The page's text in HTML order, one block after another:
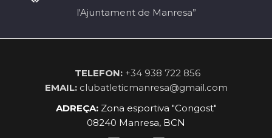
l'Ajuntament de Manresa”
TELEFON:+34 938 722 856
EMAIL:clubatleticmanresa@gmail.com
ADREÇA:Zona esportiva "Congost"
08240 Manresa, BCN